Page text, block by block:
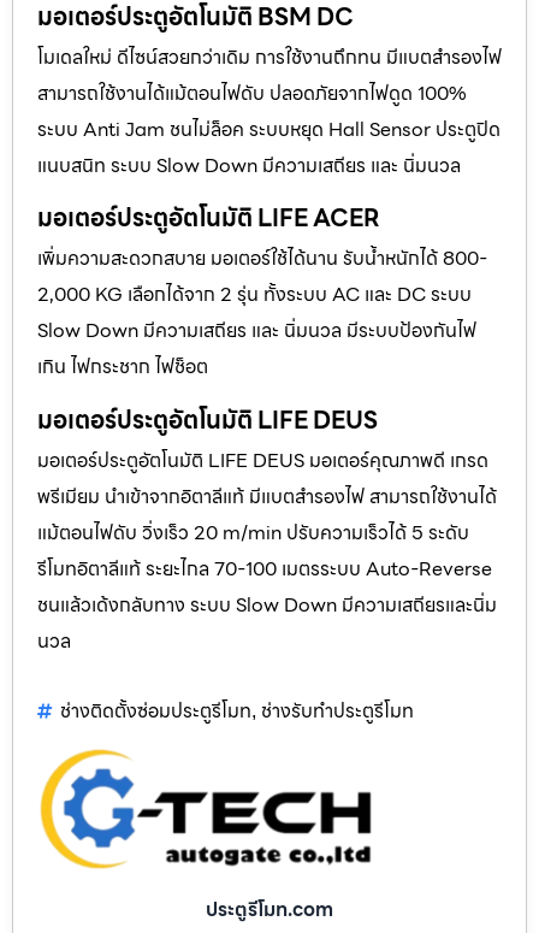
มอเตอร์ประตูอัตโนมัติ BSM DC
โมเดลใหม่ ดีไซน์สวยกว่าเดิม การใช้งานถึกทน มีแบตสำรองไฟ
สามารถใช้งานได้แม้ตอนไฟดับ ปลอดภัยจากไฟดูด 100%
ระบบ Anti Jam ชนไม่ล็อค ระบบหยุด Hall Sensor ประตูปิด
แนบสนิท ระบบ Slow Down มีความเสถียร และ นิ่มนวล
มอเตอร์ประตูอัตโนมัติ LIFE ACER
เพิ่มความสะดวกสบาย มอเตอร์ใช้ได้นาน รับน้ำหนักได้ 800-
2,000 KG เลือกได้จาก 2 รุ่น ทั้งระบบ AC และ DC ระบบ
Slow Down มีความเสถียร และ นิ่มนวล มีระบบป้องกันไฟ
เกิน ไฟกระชาก ไฟช็อต
มอเตอร์ประตูอัตโนมัติ LIFE DEUS
มอเตอร์ประตูอัตโนมัติ LIFE DEUS มอเตอร์คุณภาพดี เกรด
พรีเมียม นำเข้าจากอิตาลีแท้ มีแบตสำรองไฟ สามารถใช้งานได้
แม้ตอนไฟดับ วิ่งเร็ว 20 m/min ปรับความเร็วได้ 5 ระดับ
รีโมทอิตาลีแท้ ระยะไกล 70-100 เมตรระบบ Auto-Reverse
ชนแล้วเด้งกลับทาง ระบบ Slow Down มีความเสถียรและนิ่ม
นวล
ช่างติดตั้งซ่อมประตูรีโมท, ช่างรับทำประตูรีโมท
ประตูรีโมท.com